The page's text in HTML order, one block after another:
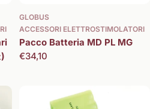
GLOBUS
ACCESSORI ELETTROSTIMOLATORI
Pacco Batteria MD PL MG
Prezzo
€34,10